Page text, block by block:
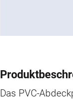
Das PVC-